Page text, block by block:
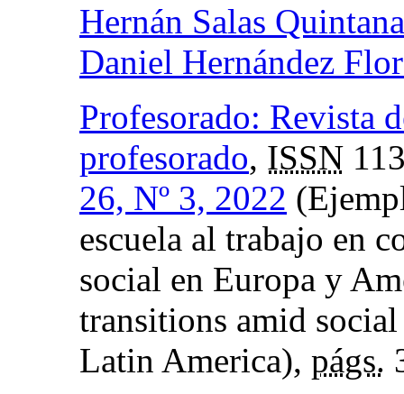
Hernán Salas
Daniel Hernández
Profesorado: Revista
profesorado, ISSN
26, Nº 3, 2022
escuela al trabajo en
social en Europa y
transitions amid
Latin America), págs.